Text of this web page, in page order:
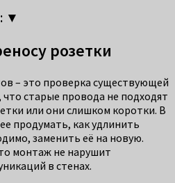
▼
розетки
– это проверка существующей
старые провода не подходят
или они слишком коротки. В
продумать, как удлинить
заменить её на новую.
монтаж не нарушит
в стенах.